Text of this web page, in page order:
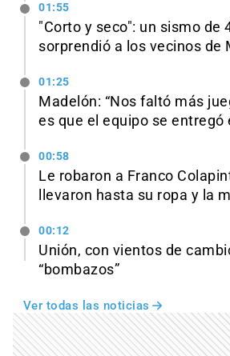
01:55
"Corto y seco": un sismo de
sorprendió a los vecinos de
01:25
Madelón: “Nos faltó más
es que el equipo se entregó
00:58
Le robaron a Franco
llevaron hasta su ropa y la
00:12
Unión, con vientos de
“bombazos”
Ver todas las noticias